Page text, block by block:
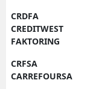
CRDFA
CREDITWEST
FAKTORING
CRFSA
CARREFOURSA